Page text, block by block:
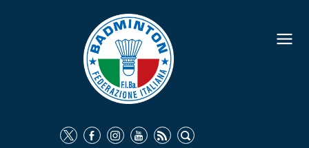
FEDERAZIONE
IDENTITÀ
COMMISSIONI FEDERALI